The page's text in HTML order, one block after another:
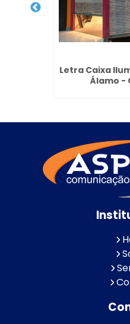
Letra Caixa
Álamo -